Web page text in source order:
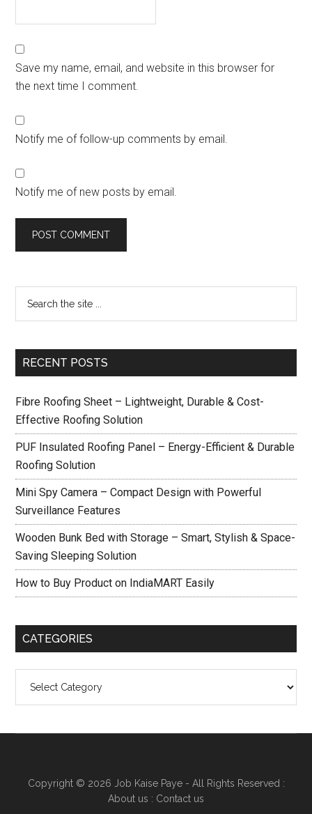
Save my name, email, and website in this browser for
the next time I comment.
Notify me of follow-up comments by email.
Notify me of new posts by email.
RECENT POSTS
Fibre Roofing Sheet – Lightweight, Durable & Cost-
Effective Roofing Solution
PUF Insulated Roofing Panel – Energy-Efficient & Durable
Roofing Solution
Mini Spy Camera – Compact Design with Powerful
Surveillance Features
Wooden Bunk Bed with Storage – Smart, Stylish & Space-
Saving Sleeping Solution
How to Buy Product on IndiaMART Easily
CATEGORIES
Copyright © 2026 Job Kaise Paye- All Rights Reserved :
About us : Contact us